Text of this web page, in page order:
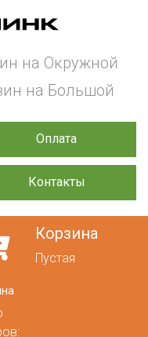
Оплата
Контакты
на Окружной
на Большой
Корзина
Пустая